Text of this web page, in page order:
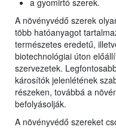
a gyomirtó szerek.
A növényvédő szerek
több hatóanyagot
természetes eredetű,
biotechnológiai úton
szervezetek.
károsítók jelenlétének
részeken, továbbá a
befolyásolják.
A növényvédő szereket